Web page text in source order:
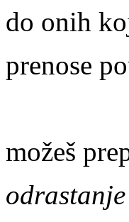
do onih
prenose
možeš